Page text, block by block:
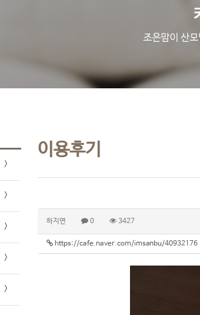
이용후기
하지연 0 3427
https://cafe.naver.com/imsanbu/40932176